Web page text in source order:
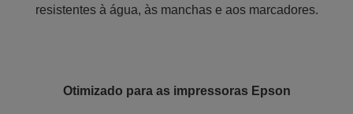
resistentes à água, às manchas e aos marcadores.
Otimizado para as impressoras Epson